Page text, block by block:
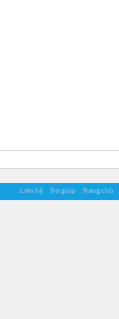
Liên hệ Trợ giúp Trang chủ